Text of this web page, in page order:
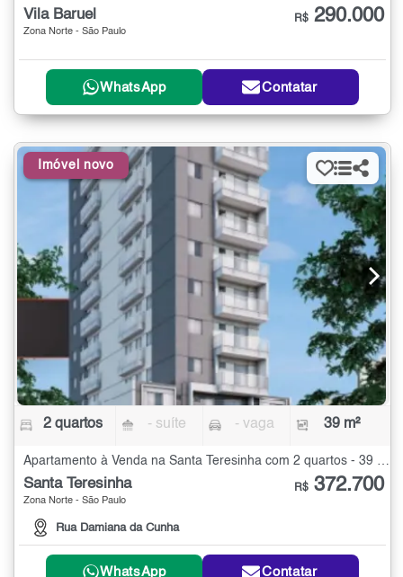
Vila Baruel
Zona Norte - São Paulo
R$ 290.000
WhatsApp Contatar
Imóvel novo
2 quartos - suíte - vaga 39 m²
Apartamento à Venda na Santa Teresinha com 2 quartos - 39 m²
Santa Teresinha
Zona Norte - São Paulo
Rua Damiana da Cunha
R$ 372.700
WhatsApp Contatar